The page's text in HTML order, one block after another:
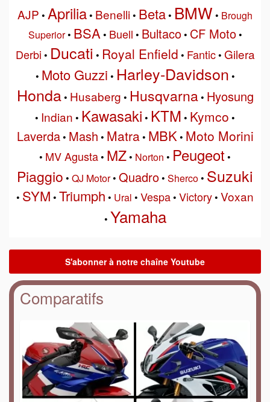
AJP • Aprilia• Benelli• Beta• BMW • Brough
Superior• BSA• Buell • Bultaco• CF Moto•
Derbi • Ducati • Royal Enfield • Fantic• Gilera
• Moto Guzzi • Harley-Davidson •
Honda• Husaberg • Husqvarna• Hyosung
• Indian • Kawasaki • KTM • Kymco •
Laverda• Mash • Matra• MBK• Moto Morini
• MV Agusta• MZ• Norton • Peugeot •
Piaggio • QJ Motor• Quadro• Sherco• Suzuki
• SYM • Triumph • Ural • Vespa• Victory• Voxan
• Yamaha
Comparatifs